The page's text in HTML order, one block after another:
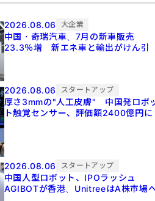
2026.08.06 大企業
中国・奇瑞汽車、7月の新車販売
23.3％増 新エネ車と輸出がけん引
2026.08.06 スタートアップ
厚さ3mmの"人工皮膚" 中国発ロボ
ト触覚センサー、評価額2400億円に
2026.08.06 スタートアップ
中国人型ロボット、IPOラッシュ
AGIBOTが香港、UnitreeはA株市場